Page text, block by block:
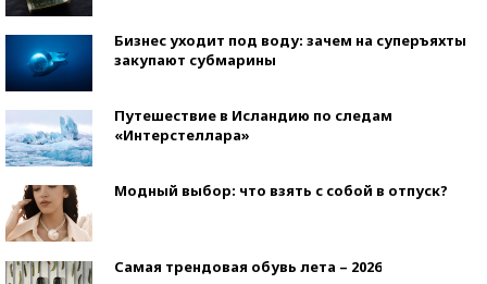
Бизнес уходит под воду: зачем на суперъяхты
закупают субмарины
Путешествие в Исландию по следам
«Интерстеллара»
Модный выбор: что взять с собой в отпуск?
Самая трендовая обувь лета – 2026